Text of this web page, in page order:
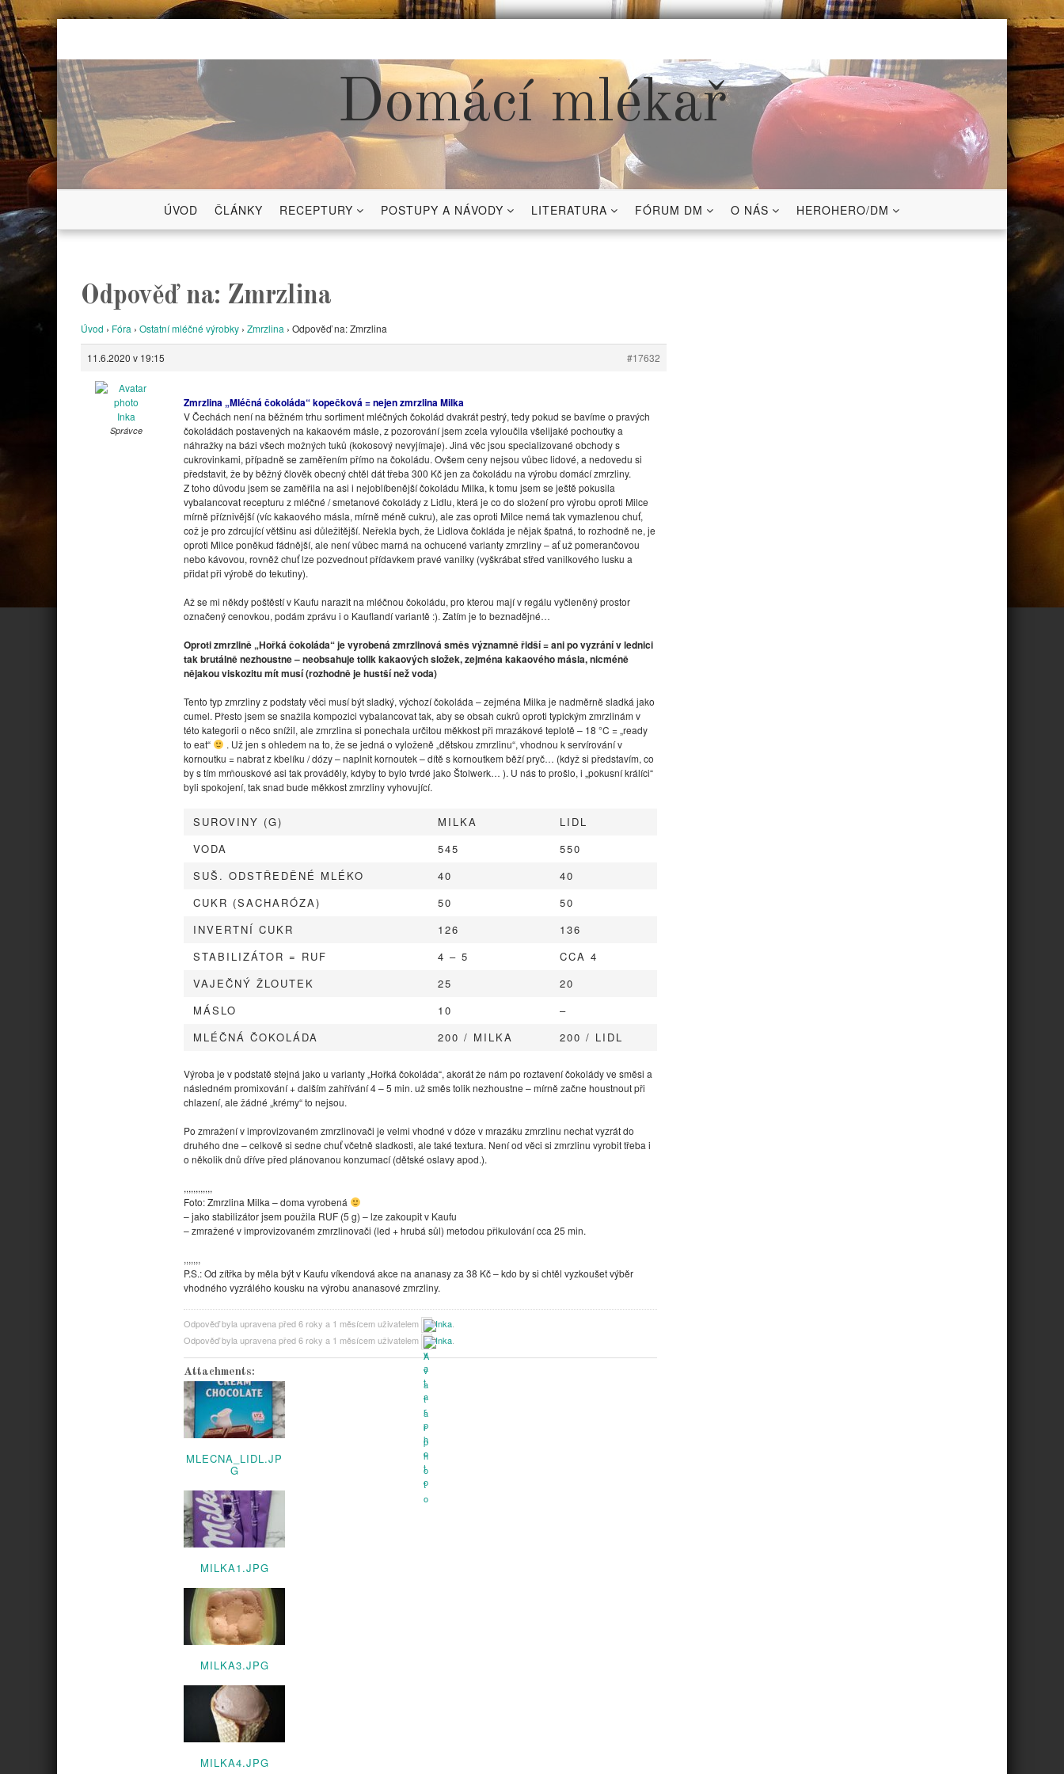
Skip
content
Domácí mlékař
ÚVOD ČLÁNKY RECEPTURY POSTUPY A NÁVODY LITERATURA FÓRUM DM O NÁS HEROHERO/DM
Odpověď na: Zmrzlina
Úvod › Fóra › Ostatní mléčné výrobky › Zmrzlina › Odpověď na: Zmrzlina
11.6.2020 v 19:15 #17632
Inka
Správce
Zmrzlina „Mléčná čokoláda“ kopečková = nejen zmrzlina Milka
V Čechách není na běžném trhu sortiment mléčných čokolád dvakrát pestrý, tedy pokud se bavíme o pravých
čokoládách postavených na kakaovém másle, z pozorování jsem zcela vyloučila všelijaké pochoutky a
náhražky na bázi všech možných tuků (kokosový nevyjímaje). Jiná věc jsou specializované obchody s
cukrovinkami, případně se zaměřením přímo na čokoládu. Ovšem ceny nejsou vůbec lidové, a nedovedu si
představit, že by běžný člověk obecný chtěl dát třeba 300 Kč jen za čokoládu na výrobu domácí zmrzliny.
Z toho důvodu jsem se zaměřila na asi i nejoblíbenější čokoládu Milka, k tomu jsem se ještě pokusila
vybalancovat recepturu z mléčné / smetanové čokolády z Lidlu, která je co do složení pro výrobu oproti Milce
mírně příznivější (víc kakaového másla, mírně méně cukru), ale zas oproti Milce nemá tak vymazlenou chuť,
což je pro zdrcující většinu asi důležitější. Neřekla bych, že Lidlova čokláda je nějak špatná, to rozhodně ne, je
oproti Milce poněkud fádnější, ale není vůbec marná na ochucené varianty zmrzliny – ať už pomerančovou
nebo kávovou, rovněž chuť lze pozvednout přídavkem pravé vanilky (vyškrábat střed vanilkového lusku a
přidat při výrobě do tekutiny).
Až se mi někdy poštěstí v Kaufu narazit na mléčnou čokoládu, pro kterou mají v regálu vyčleněný prostor
označený cenovkou, podám zprávu i o Kauflandí variantě :). Zatím je to beznadějné…
Oproti zmrzlině „Hořká čokoláda“ je vyrobená zmrzlinová směs významně řidší = ani po vyzrání v lednici
tak brutálně nezhoustne – neobsahuje tolik kakaových složek, zejména kakaového másla, nicméně
nějakou viskozitu mít musí (rozhodně je hustší než voda)
Tento typ zmrzliny z podstaty věci musí být sladký, výchozí čokoláda – zejména Milka je nadměrně sladká jako
cumel. Přesto jsem se snažila kompozici vybalancovat tak, aby se obsah cukrů oproti typickým zmrzlinám v
této kategorii o něco snížil, ale zmrzlina si ponechala určitou měkkost při mrazákové teplotě – 18 °C = „ready
to eat“
. Už jen s ohledem na to, že se jedná o vyloženě „dětskou zmrzlinu“, vhodnou k servírování v
kornoutku = nabrat z kbelíku / dózy – naplnit kornoutek – dítě s kornoutkem běží pryč… (když si představím, co
by s tím mrňouskové asi tak prováděly, kdyby to bylo tvrdé jako Štolwerk… ). U nás to prošlo, i „pokusní králíci“
byli spokojení, tak snad bude měkkost zmrzliny vyhovující.
SUROVINY (G) MILKA
LIDL
VODA
545
550
SUŠ. ODSTŘEDĚNÉ MLÉKO
40
40
CUKR (SACHARÓZA)
50
50
INVERTNÍ CUKR
126
136
STABILIZÁTOR = RUF
4 – 5
CCA 4
VAJEČNÝ ŽLOUTEK
25
20
MÁSLO
10
–
MLÉČNÁ ČOKOLÁDA
200 / MILKA 200 / LIDL
Výroba je v podstatě stejná jako u varianty „Hořká čokoláda“, akorát že nám po roztavení čokolády ve směsi a
následném promixování + dalším zahřívání 4 – 5 min. už směs tolik nezhoustne – mírně začne houstnout při
chlazení, ale žádné „krémy“ to nejsou.
Po zmražení v improvizovaném zmrzlinovači je velmi vhodné v dóze v mrazáku zmrzlinu nechat vyzrát do
druhého dne – celkově si sedne chuť včetně sladkosti, ale také textura. Není od věci si zmrzlinu vyrobit třeba i
o několik dnů dříve před plánovanou konzumací (dětské oslavy apod.).
,,,,,,,,,,,,
Foto:Zmrzlina Milka – doma vyrobená
– jako stabilizátor jsem použila RUF (5 g) – lze zakoupit v Kaufu
– zmražené v improvizovaném zmrzlinovači (led + hrubá sůl) metodou přikulování cca 25 min.
,,,,,,,
P.S.: Od zítřka by měla být v Kaufu víkendová akce na ananasy za 38 Kč – kdo by si chtěl vyzkoušet výběr
vhodného vyzrálého kousku na výrobu ananasové zmrzliny.
Odpověď byla upravena před 6 roky a 1 měsícem uživatelem Inka
Odpověď byla upravena před 6 roky a 1 měsícem uživatelem
Inka
Attachments:
MLECNA_LIDL.JP
G
MILKA1.JPG
MILKA3.JPG
MILKA4.JPG